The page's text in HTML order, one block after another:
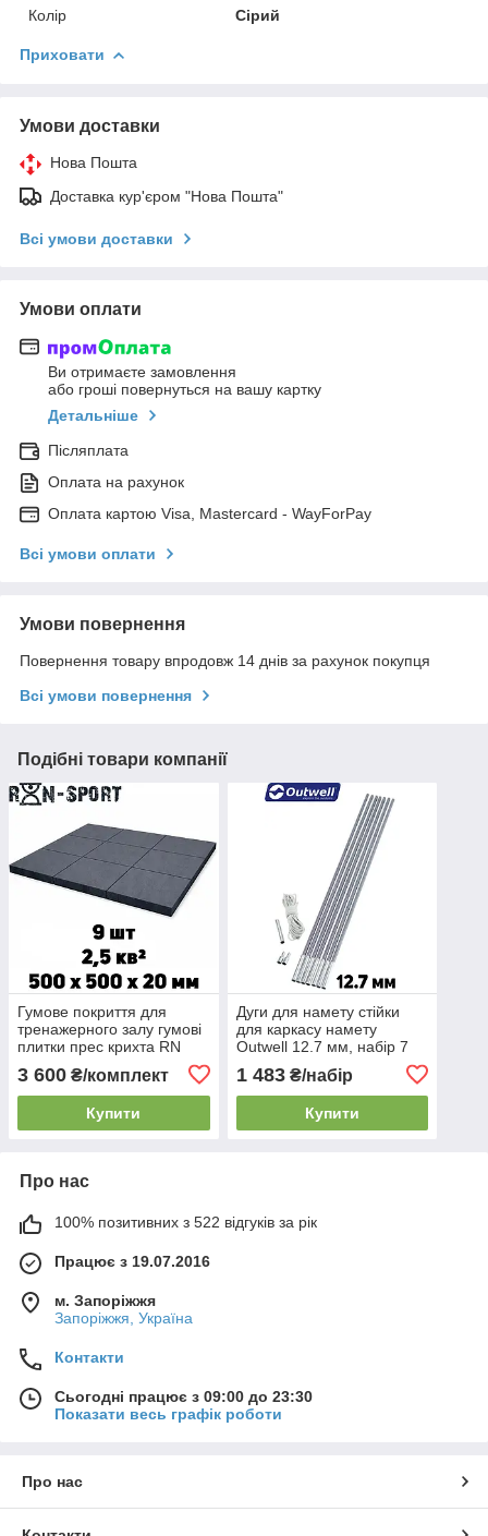
Колір
Сірий
Приховати
Умови доставки
Нова Пошта
Доставка кур'єром "Нова Пошта"
Всі умови доставки
Умови оплати
Ви отримаєте замовлення
або гроші повернуться на вашу картку
Детальніше
Післяплата
Оплата на рахунок
Оплата картою Visa, Mastercard - WayForPay
Всі умови оплати
Умови повернення
Повернення товару впродовж 14 днів за рахунок покупця
Всі умови повернення
Подібні товари компанії
Гумове покриття для
тренажерного залу гумові
плитки прес крихта RN
Sport Rubber Floor 500 x
500 x 20 мм (9 шт., 2,5
кв.м.)
3 600 ₴/комплект
Купити
Дуги для намету стійки
для каркасу намету
Outwell 12.7 мм, набір 7
1 483₴/набір
Купити
Про нас
100% позитивних з 522 відгуків за рік
Працює з 19.07.2016
м. Запоріжжя
Запоріжжя, Україна
Контакти
Сьогодні працює з 09:00 до 23:30
Показати весь графік роботи
Про нас